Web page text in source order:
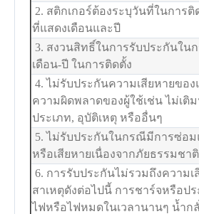
2. สติกเกอร์ต้องระบุวันที่ในการติ
ที่แสดงเดือนและปี
3. สงวนสิทธิ์ในการรับประกันใน
เดือน-ปี ในการติดตั้ง
4. ไม่รับประกันความเสียหายขอ
ความผิดพลาดของผู้ใช้เช่น ไม่เติ
ประเภท, อุบัติเหตุ หรืออื่นๆ
5. ไม่รับประกันในกรณีมีการซ่อ
หรือเสียหายเนื่องจากภัยธรรมชาติ
6. การรับประกันไม่รวมถึงความเ
สาเหตุดังต่อไปนี้ การชาร์จหรือป
ไฟหรือไฟหมดในเวลานานๆ น้ำก